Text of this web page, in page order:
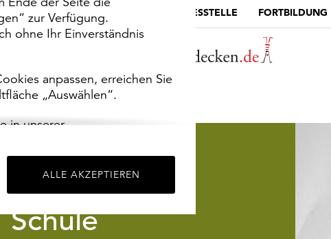
zur Verfügung.
ohne Ihr Einverständnis
anpassen, erreichen Sie
„Auswählen“.
in unserer
ALLE AKZEPTIEREN
MUSEUMSPORTAL DIE LANDESSTELLE FORTBILDUNG
Schule